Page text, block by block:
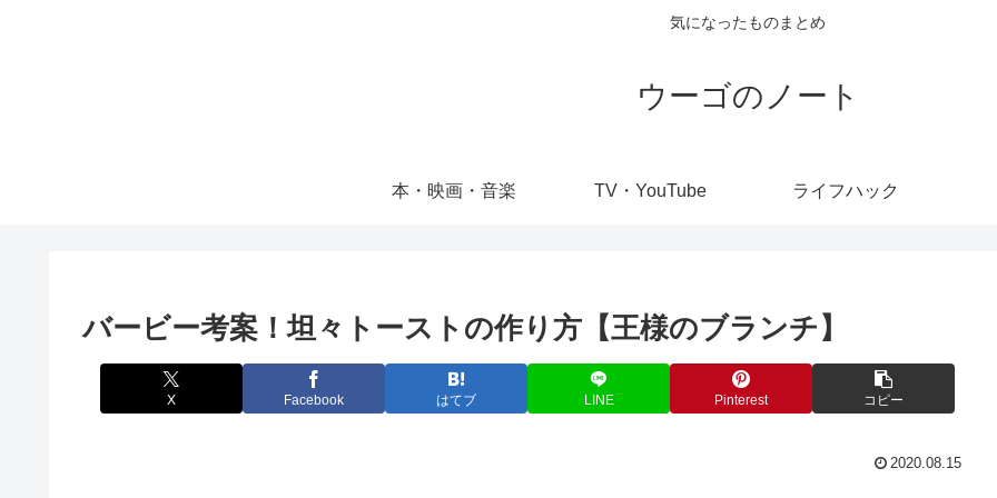
気になったものまとめ
ウーゴのノート
本・映画・音楽 TV・YouTube ライフハック
バービー考案！坦々トーストの作り方【王様のブランチ】
X Facebook はてブ LINE Pinterest コピー
2020.08.15